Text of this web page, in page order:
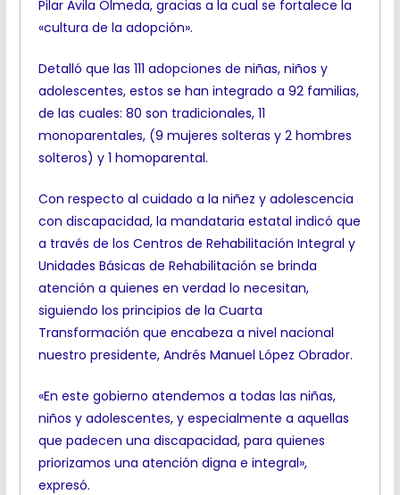
Pilar Avila Olmeda, gracias a la cual se fortalece la
«cultura de la adopción».
Detalló que las 111 adopciones de niñas, niños y
adolescentes, estos se han integrado a 92 familias,
de las cuales: 80 son tradicionales, 11
monoparentales, (9 mujeres solteras y 2 hombres
solteros) y 1 homoparental.
Con respecto al cuidado a la niñez y adolescencia
con discapacidad, la mandataria estatal indicó que
a través de los Centros de Rehabilitación Integral y
Unidades Básicas de Rehabilitación se brinda
atención a quienes en verdad lo necesitan,
siguiendo los principios de la Cuarta
Transformación que encabeza a nivel nacional
nuestro presidente, Andrés Manuel López Obrador.
«En este gobierno atendemos a todas las niñas,
niños y adolescentes, y especialmente a aquellas
que padecen una discapacidad, para quienes
priorizamos una atención digna e integral»,
expresó.